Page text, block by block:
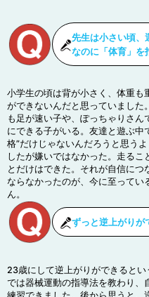
先生は小さい頃、
なのに「体育」を
小学生の頃は背が小さく、体重も
ができないんだと思っていました
も足が速い子や、ぽっちゃりさん
にできる子がいる。友達と遊ぶ中
格”だけじゃないんだろうと思う
したが嫌いではなかった。走るこ
とだけはできた。それが自信につ
ならなかったのが、今に至ってい
ん。
ずっと逆上がりが
23歳にして逆上がりができると
では器械運動の指導法を教わり、